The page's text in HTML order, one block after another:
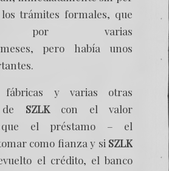
trámites formales, que
por varias
pero había unos
fábricas y varias otras
de SZLKcon el valor
el préstamo – el
como fianza y si SZLK
el crédito, el banco